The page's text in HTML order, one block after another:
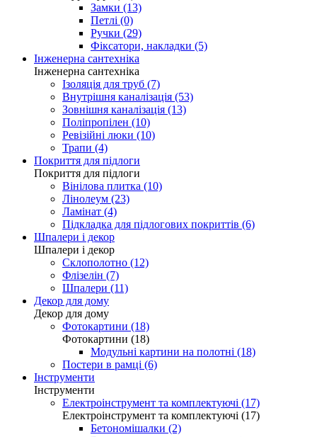
Замки (13)
Петлі (0)
Ручки (29)
Фіксатори, накладки (5)
Інженерна сантехніка
Інженерна сантехніка
Ізоляція для труб (7)
Внутрішня каналізація (53)
Зовнішня каналізація (13)
Поліпропілен (10)
Ревізійні люки (10)
Трапи (4)
Покриття для підлоги
Покриття для підлоги
Вінілова плитка (10)
Лінолеум (23)
Ламінат (4)
Підкладка для підлогових покриттів (6)
Шпалери і декор
Шпалери і декор
Склополотно (12)
Флізелін (7)
Шпалери (11)
Декор для дому
Декор для дому
Фотокартини (18)
Фотокартини (18)
Модульні картини на полотні (18)
Постери в рамці (6)
Інструменти
Інструменти
Електроінструмент та комплектуючі (17)
Електроінструмент та комплектуючі (17)
Бетономішалки (2)